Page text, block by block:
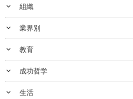
keyboard_arrow_down 組織
keyboard_arrow_down 業界別
keyboard_arrow_down 教育
keyboard_arrow_down 成功哲学
keyboard_arrow_down 生活